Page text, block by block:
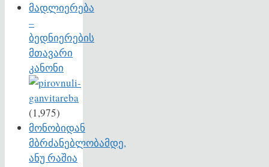
მადლიერება
–
ბედნიერების
მთავარი
კანონი
(1,975)
მონობიდან
მბრძანებლობამდე,
ანუ რაშია